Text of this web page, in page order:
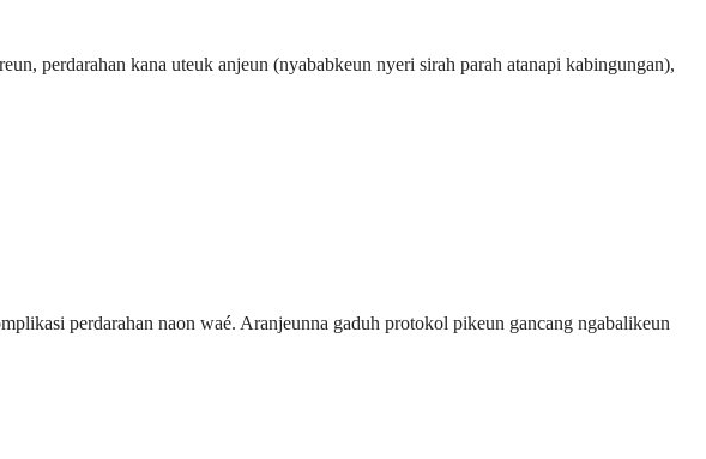
perdarahan kana uteuk anjeun (nyababkeun nyeri sirah parah atanapi kabingungan),
perdarahan naon waé. Aranjeunna gaduh protokol pikeun gancang ngabalikeun